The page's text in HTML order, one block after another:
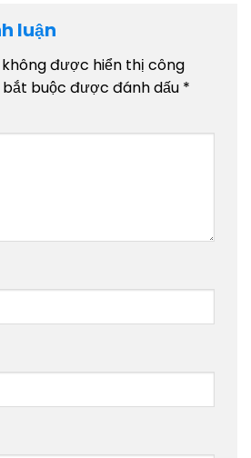
luận
không được hiển thị công
buộc được đánh dấu *